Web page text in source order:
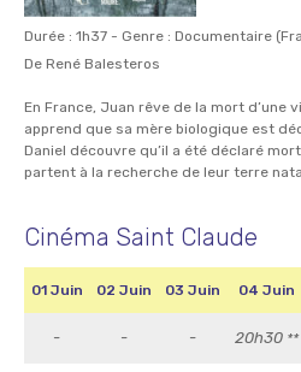
Durée : 1h37 - Genre : Documentaire
De René Balesteros
En France, Juan rêve de la mort d’une
apprend que sa mère biologique est
Daniel découvre qu’il a été déclaré
partent à la recherche de leur terre
Cinéma Saint Claude
01 Juin 02 Juin 03 Juin 04 Juin
- - - 20h30 **